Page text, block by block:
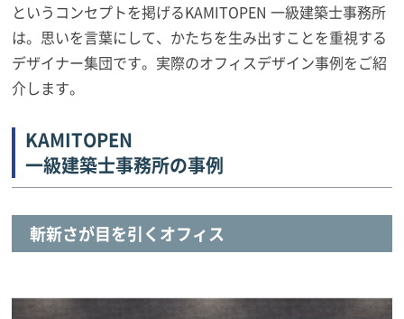
というコンセプトを掲げるKAMITOPEN 一級建築士事務所
は。思いを言葉にして、かたちを生み出すことを重視する
デザイナー集団です。実際のオフィスデザイン事例をご紹
介します。
KAMITOPEN
一級建築士事務所の事例
斬新さが目を引くオフィス